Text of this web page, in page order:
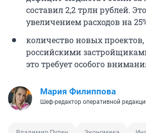
составил 2,2 трлн рублей.
увеличением расходов на
количество новых
российскими
это требует особого
Мария Филиппова
Шеф-редактор оперативной